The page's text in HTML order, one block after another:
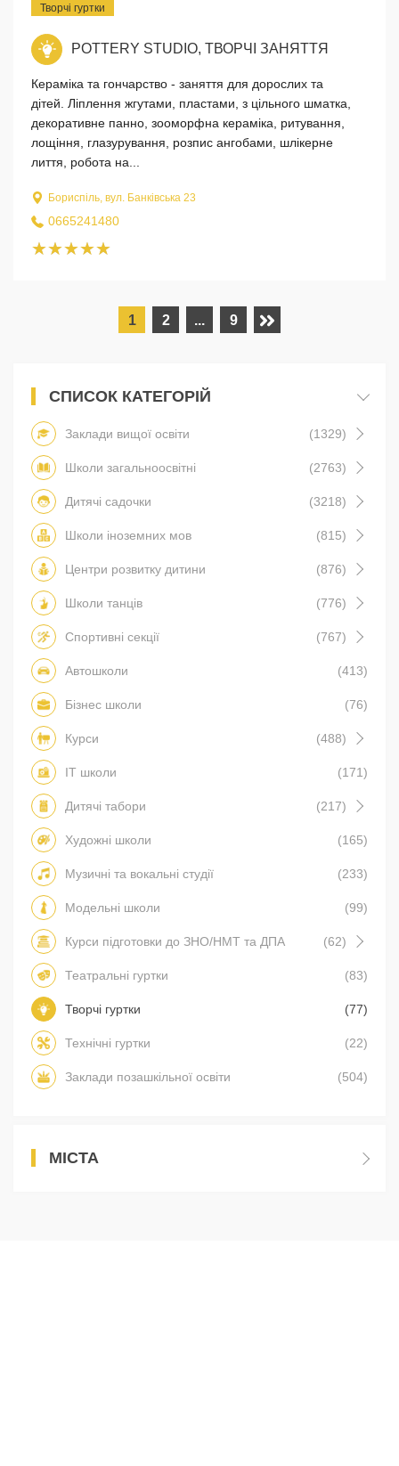
Творчі гуртки
POTTERY STUDIO, ТВОРЧІ ЗАНЯТТЯ
Кераміка та гончарство - заняття для дорослих та
дітей. Ліплення жгутами, пластами, з цільного шматка,
декоративне панно, зооморфна кераміка, ритування,
лощіння, глазурування, розпис ангобами, шлікерне
лиття, робота на...
Бориспіль, вул. Банківська 23
0665241480
1 2 ... 9
СПИСОК КАТЕГОРІЙ
Заклади вищої освіти (1329)
Школи загальноосвітні (2763)
Дитячі садочки (3218)
Школи іноземних мов (815)
Центри розвитку дитини (876)
Школи танців (776)
Спортивні секції (767)
Автошколи (413)
Бізнес школи (76)
Курси (488)
IT школи (171)
Дитячі табори (217)
Художні школи (165)
Музичні та вокальні студії (233)
Модельні школи (99)
Курси підготовки до ЗНО/НМТ та ДПА (62)
Театральні гуртки (83)
Творчі гуртки (77)
Технічні гуртки (22)
Заклади позашкільної освіти (504)
МІСТА